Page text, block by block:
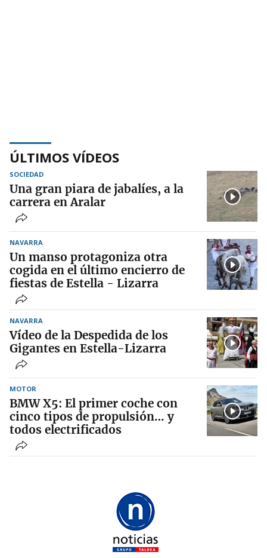
ÚLTIMOS VÍDEOS
SOCIEDAD
Una gran piara de jabalíes, a la
carrera en Aralar
NAVARRA
Un manso protagoniza otra
cogida en el último encierro de
fiestas de Estella - Lizarra
NAVARRA
Vídeo de la Despedida de los
Gigantes en Estella-Lizarra
MOTOR
BMW X5: El primer coche con
cinco tipos de propulsión… y
todos electrificados